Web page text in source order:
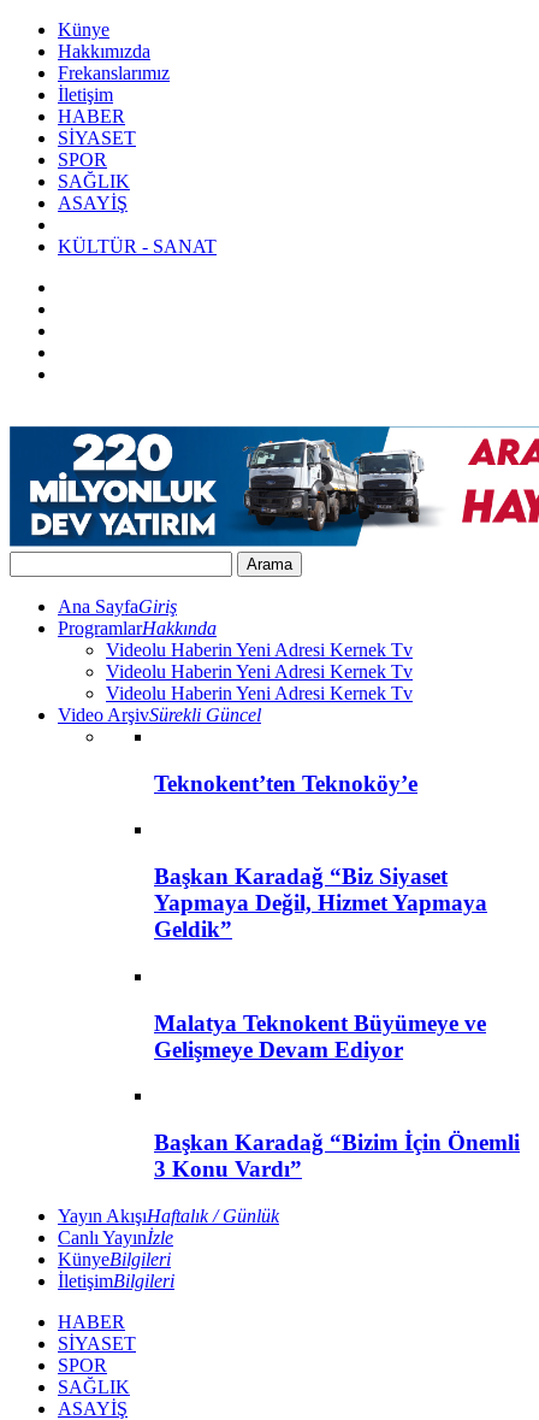
Künye
Hakkımızda
Frekanslarımız
İletişim
HABER
SİYASET
SPOR
SAĞLIK
ASAYİŞ
KÜLTÜR - SANAT
Ana SayfaGiriş
ProgramlarHakkında
Videolu Haberin Yeni Adresi Kernek Tv
Videolu Haberin Yeni Adresi Kernek Tv
Videolu Haberin Yeni Adresi Kernek Tv
Video ArşivSürekli Güncel
Teknokent’ten Teknoköy’e
Başkan Karadağ “Biz Siyaset
Yapmaya Değil, Hizmet Yapmaya
Geldik”
Malatya Teknokent Büyümeye ve
Gelişmeye Devam Ediyor
Başkan Karadağ “Bizim İçin Önemli
3 Konu Vardı”
Yayın AkışıHaftalık / Günlük
Canlı Yayınİzle
KünyeBilgileri
İletişimBilgileri
HABER
SİYASET
SPOR
SAĞLIK
ASAYİŞ